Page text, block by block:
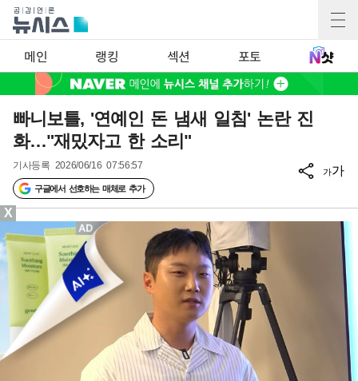
메인 랭킹 섹션 포토
빠니보틀, '연예인 돈 냄새 일침' 논란 진
화…"재밌자고 한 소리"
기사등록 2026/06/16 07:56:57
구글에서 선호하는 매체로 추가
가가
X